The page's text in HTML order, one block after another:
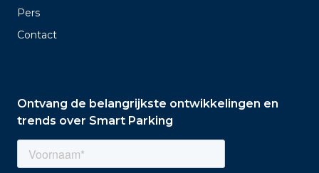
Pers
Contact
Ontvang de belangrijkste ontwikkelingen en
trends over Smart Parking